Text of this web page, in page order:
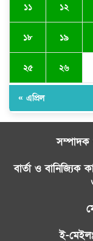
১১ ১২
১৮ ১৯
২৫ ২৬
« এপ্রিল
বার্তা ও বানিজ্যিক
ই-